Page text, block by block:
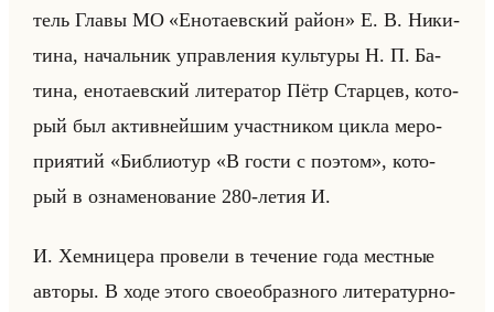
тель Главы МО «Енотаевский район» Е. В. Ни­ки­
ти­на, на­чальник управ­ле­ния культу­ры Н. П. Ба­
ти­на, ено­та­ев­ский ли­те­ра­тор Пётр Стар­цев, ко­то­
рый был ак­тив­нейшим участ­ни­ком цикла ме­ро­
при­ятий «Библиотур «В гости с поэтом», ко­то­
рый в озна­ме­но­ва­ние 280-летия И.
И. Хем­ни­це­ра про­ве­ли в те­че­ние года мест­ные
ав­то­ры. В ходе этого свое­об­раз­но­го ли­те­ра­тур­но­